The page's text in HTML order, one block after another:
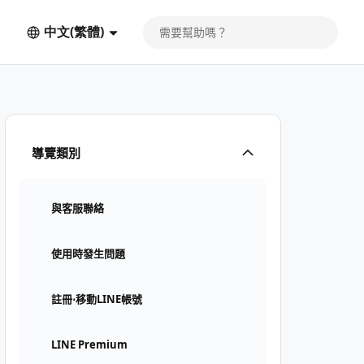
中文(繁體)
導覽類別
與客服聯絡
使用時發生問題
註冊⋅移動LINE帳號
LINE Premium